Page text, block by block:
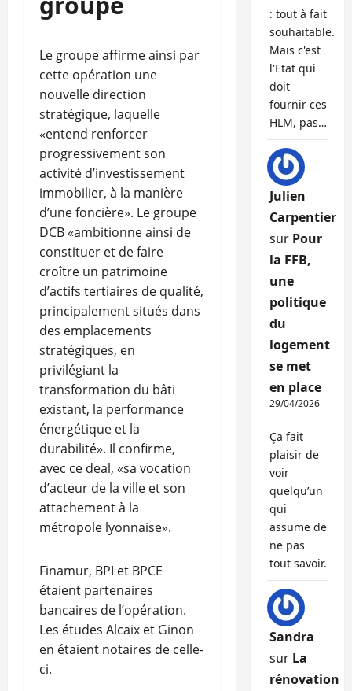
Le groupe affirme ainsi par
cette opération une
nouvelle direction
stratégique, laquelle
«entend renforcer
progressivement son
activité d’investissement
immobilier, à la manière
d’une foncière». Le groupe
DCB «ambitionne ainsi de
constituer et de faire
croître un patrimoine
d’actifs tertiaires de qualité,
principalement situés dans
des emplacements
stratégiques, en
privilégiant la
transformation du bâti
existant, la performance
énergétique et la
durabilité». Il confirme,
avec ce deal, «sa vocation
d’acteur de la ville et son
attachement à la
métropole lyonnaise».
Finamur, BPI et BPCE
étaient partenaires
bancaires de l’opération.
Les études Alcaix et Ginon
en étaient notaires de celle-
ci.
: tout à fait
souhaitable.
Mais c'est
l'Etat qui
doit
fournir ces
HLM, pas…
Julien
Carpentier
sur Pour
la FFB,
une
politique
du
logement
se met
en place
29/04/2026
Ça fait
plaisir de
voir
quelqu’un
qui
assume de
ne pas
tout savoir.
Sandra
sur La
rénovation